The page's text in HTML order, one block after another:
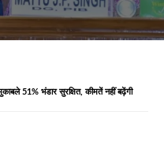
51% भंडार सुरक्षित, कीमतें नहीं बढ़ेंगी